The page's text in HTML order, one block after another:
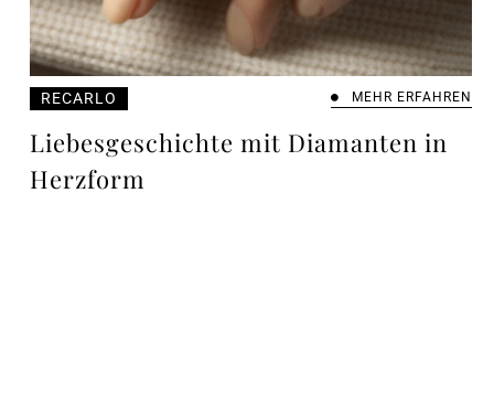
RECARLO MEHR ERFAHREN
Liebesgeschichte mit Diamanten in
Herzform